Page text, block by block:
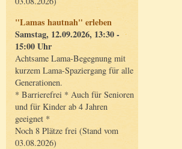
"Lamas hautnah" erleben
Samstag, 12.09.2026, 13:30 -
15:00 Uhr
Achtsame Lama-Begegnung mit
kurzem Lama-Spaziergang für alle
Generationen.
* Barrierefrei * Auch für Senioren
und für Kinder ab 4 Jahren
geeignet *
Noch 8 Plätze frei (Stand vom
03.08.2026)